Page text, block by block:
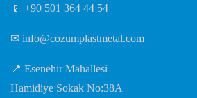
📱 +90 501 364 44 54
✉ info@cozumplastmetal.com
📍 Esenehir Mahallesi
Hamidiye Sokak No:38A